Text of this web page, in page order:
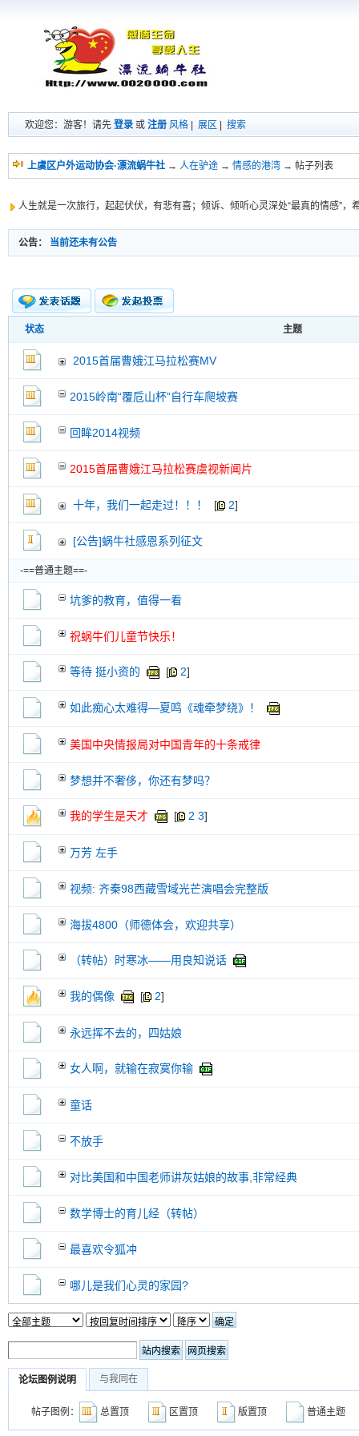
欢迎您：游客！请先 登录 或 注册 风格 展区 搜索
上虞区户外运动协会·漂流蜗牛社 → 人在驴途 → 情感的港湾 → 帖子列表
人生就是一次旅行，起起伏伏，有悲有喜；倾诉、倾听心灵深处“最真的情感”
公告： 当前还未有公告
新的主题
交易帖
状态 主题
2015首届曹娥江马拉松赛MV
2015岭南“覆卮山杯”自行车爬坡赛
回眸2014视频
2015首届曹娥江马拉松赛虞视新闻片
十年，我们一起走过！！！ [ 2]
[公告]蜗牛社感恩系列征文
-==普通主题==-
坑爹的教育，值得一看
祝蜗牛们儿童节快乐！
等待 挺小资的 [ 2]
如此痴心太难得—夏鸣《魂牵梦绕》！
美国中央情报局对中国青年的十条戒律
梦想并不奢侈，你还有梦吗？
我的学生是天才 [ 2 3]
万芳 左手
视频: 齐秦98西藏雪域光芒演唱会完整版
海拔4800（师德体会，欢迎共享）
（转帖）时寒冰——用良知说话
我的偶像 [ 2]
永远挥不去的，四姑娘
女人啊，就输在寂寞你输
童话
不放手
对比美国和中国老师讲灰姑娘的故事,非常经典
数学博士的育儿经（转帖）
最喜欢令狐冲
哪儿是我们心灵的家园?
论坛图例说明 与我同在
帖子图例： 总置顶 区置顶 版置顶 普通主